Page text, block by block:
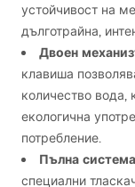
устойчивост на
дълготрайна,
Двоен
клавиша
количество вода,
екологична
потребление.
Пълна
специални